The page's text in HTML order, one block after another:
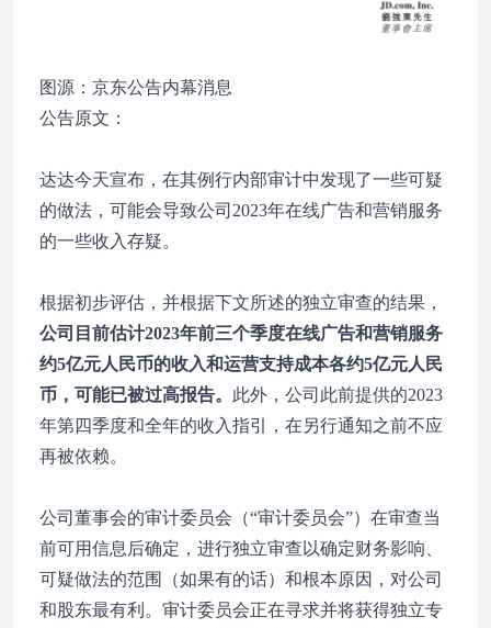
图源：京东公告内幕消息
公告原文：
达达今天宣布，在其例行内部审计中发现了一些可疑
的做法，可能会导致公司2023年在线广告和营销服务
的一些收入存疑。
根据初步评估，并根据下文所述的独立审查的结果，
公司目前估计2023年前三个季度在线广告和营销服务
约5亿元人民币的收入和运营支持成本各约5亿元人民
币，可能已被过高报告。 此外，公司此前提供的2023
年第四季度和全年的收入指引，在另行通知之前不应
再被依赖。
公司董事会的审计委员会（“审计委员会”）在审查当
前可用信息后确定，进行独立审查以确定财务影响、
可疑做法的范围（如果有的话）和根本原因，对公司
和股东最有利。审计委员会正在寻求并将获得独立专